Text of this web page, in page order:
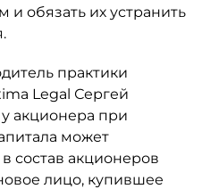
и обязать их устранить
практики
Legal Сергей
акционера при
может
состав акционеров
лицо, купившее